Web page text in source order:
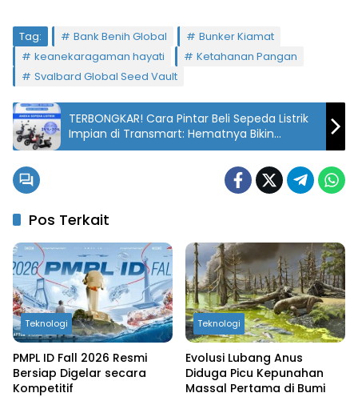
Tag: Bank Benih Global
Bunker Kiamat
keanekaragaman hayati
Ketahanan Pangan
Svalbard Global Seed Vault
TERBONGKAR! Cara Pintar Beli Sepeda Listrik
Impian di Transmart: Hematnya Bikin
Melongo!
Pos Terkait
Teknologi
PMPL ID Fall 2026 Resmi
Bersiap Digelar secara
Kompetitif
Teknologi
Evolusi Lubang Anus
Diduga Picu Kepunahan
Massal Pertama di Bumi